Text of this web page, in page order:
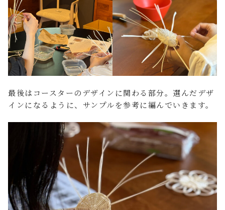
最後はコースターのデザインに関わる部分。選んだデザ
インになるように、サンプルを参考に編んでいきます。